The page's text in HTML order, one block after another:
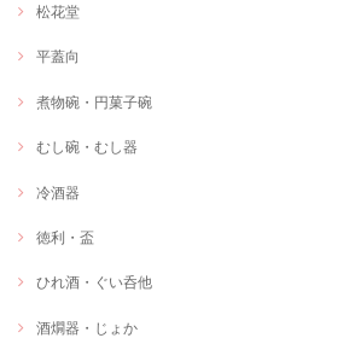
松花堂
平蓋向
煮物碗・円菓子碗
むし碗・むし器
冷酒器
徳利・盃
ひれ酒・ぐい呑他
酒燗器・じょか